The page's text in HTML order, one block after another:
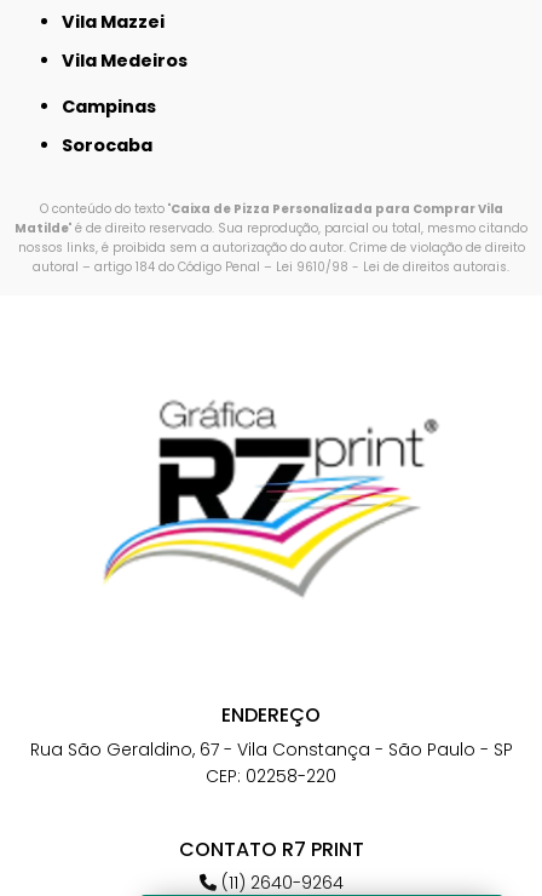
Vila Mazzei
Vila Medeiros
Campinas
Sorocaba
O conteúdo do texto "Caixa de Pizza Personalizada para Comprar Vila
Matilde" é de direito reservado. Sua reprodução, parcial ou total, mesmo citando
nossos links, é proibida sem a autorização do autor. Crime de violação de direito
autoral – artigo 184 do Código Penal – Lei 9610/98 - Lei de direitos autorais.
ENDEREÇO
Rua São Geraldino, 67 - Vila Constança - São Paulo - SP
CEP: 02258-220
CONTATO R7 PRINT
(11) 2640-9264